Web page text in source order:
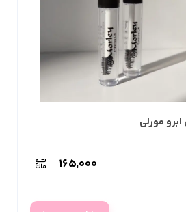
ابرو مورلی
۱۶۵,۰۰۰